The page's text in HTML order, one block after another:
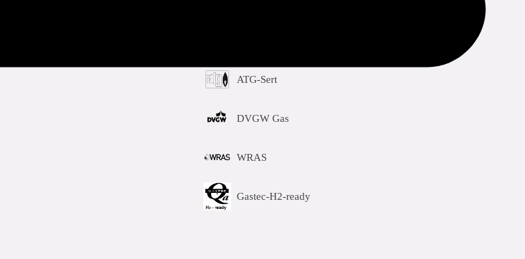
ATG-Sert
DVGW Gas
WRAS
Gastec-H2-ready